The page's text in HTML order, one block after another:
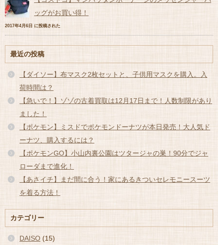
ッグがお買い得！
2017年4月6日 に投稿された
最近の投稿
【ダイソー】布マスク2枚セットと、子供用マスクを購入。入
荷時間は？
【急いで！】ゾゾの古着買取は12月17日まで！人数制限があり
ました！
【ポケモン】ミスドでポケモンドーナツが本日発売！大人気ド
ーナツ、購入するには？
【ポケモンGO】小山内裏公園はツタージャの巣！90分でジャ
ローダまで進化！
【あさイチ】まだ間に合う！家にあるきついセレモニースーツ
を着る方法！
カテゴリー
DAISO (15)